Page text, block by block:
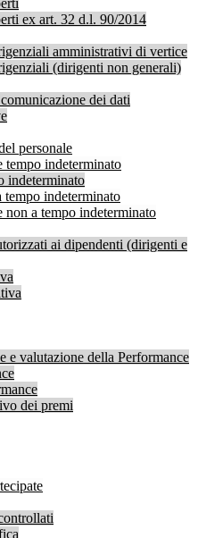
ex art. 32 d.l. 90/2014
amministrativi di vertice
(dirigenti non generali)
dei dati
personale
tempo indeterminato
indeterminato
tempo indeterminato
non a tempo indeterminato
ai dipendenti (dirigenti e
e valutazione della Performance
dei premi